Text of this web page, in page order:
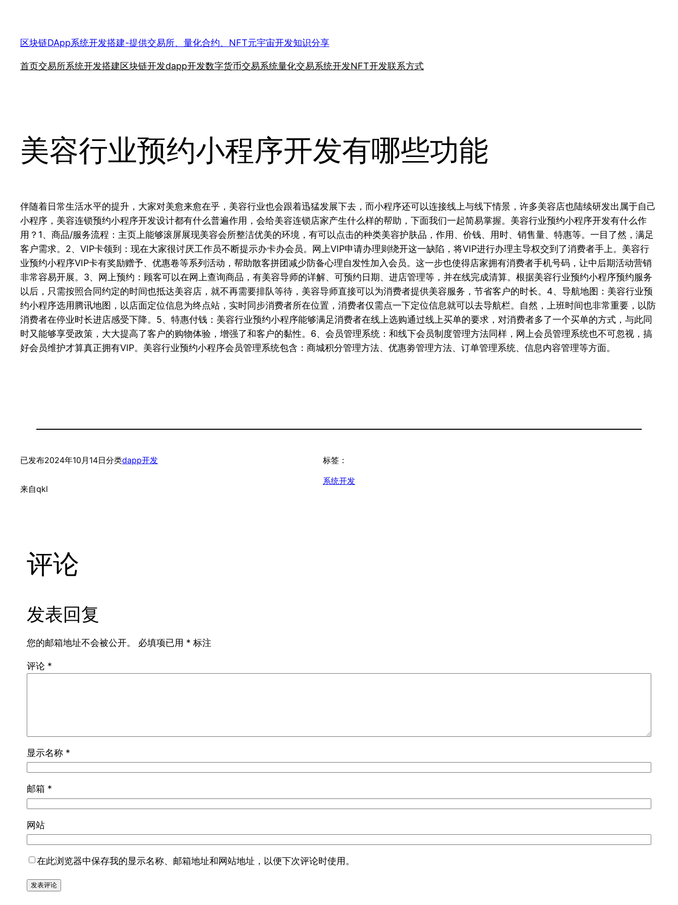
区块链DApp系统开发搭建-提供交易所、量化合约、NFT元宇宙开发知识分享
首页交易所系统开发搭建区块链开发dapp开发数字货币交易系统量化交易系统开发NFT开发联系方式
美容行业预约小程序开发有哪些功能
伴随着日常生活水平的提升，大家对美愈来愈在乎，美容行业也会跟着迅猛发展下去，而小程序还可以连接线上与线下情景，许多美容店也陆续研发出属于自己
小程序，美容连锁预约小程序开发设计都有什么普遍作用，会给美容连锁店家产生什么样的帮助，下面我们一起简易掌握。美容行业预约小程序开发有什么作
用？1、商品/服务流程：主页上能够滚屏展现美容会所整洁优美的环境，有可以点击的种类美容护肤品，作用、价钱、用时、销售量、特惠等。一目了然，满足
客户需求。2、VIP卡领到：现在大家很讨厌工作员不断提示办卡办会员。网上VIP申请办理则绕开这一缺陷，将VIP进行办理主导权交到了消费者手上。美容行
业预约小程序VIP卡有奖励赠予、优惠卷等系列活动，帮助散客拼团减少防备心理自发性加入会员。这一步也使得店家拥有消费者手机号码，让中后期活动营销
非常容易开展。3、网上预约：顾客可以在网上查询商品，有美容导师的详解、可预约日期、进店管理等，并在线完成清算。根据美容行业预约小程序预约服务
以后，只需按照合同约定的时间也抵达美容店，就不再需要排队等待，美容导师直接可以为消费者提供美容服务，节省客户的时长。4、导航地图：美容行业预
约小程序选用腾讯地图，以店面定位信息为终点站，实时同步消费者所在位置，消费者仅需点一下定位信息就可以去导航栏。自然，上班时间也非常重要，以防
消费者在停业时长进店感受下降。5、特惠付钱：美容行业预约小程序能够满足消费者在线上选购通过线上买单的要求，对消费者多了一个买单的方式，与此同
时又能够享受政策，大大提高了客户的购物体验，增强了和客户的黏性。6、会员管理系统：和线下会员制度管理方法同样，网上会员管理系统也不可忽视，搞
好会员维护才算真正拥有VIP。美容行业预约小程序会员管理系统包含：商城积分管理方法、优惠劵管理方法、订单管理系统、信息内容管理等方面。
已发布2024年10月14日分类dapp开发
来自qkl
标签：
系统开发
评论
发表回复
您的邮箱地址不会被公开。 必填项已用 * 标注
评论 *
显示名称 *
邮箱 *
网站
在此浏览器中保存我的显示名称、邮箱地址和网站地址，以便下次评论时使用。